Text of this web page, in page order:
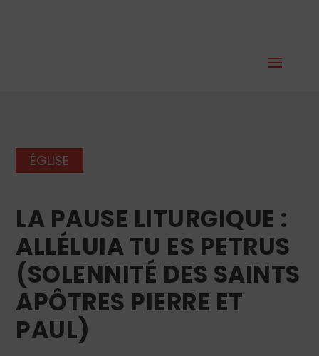
ÉGLISE
LA PAUSE LITURGIQUE :
ALLÉLUIA TU ES PETRUS
(SOLENNITÉ DES SAINTS
APÔTRES PIERRE ET
PAUL)